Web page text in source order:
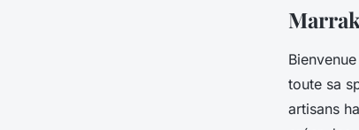
toute sa
artisans